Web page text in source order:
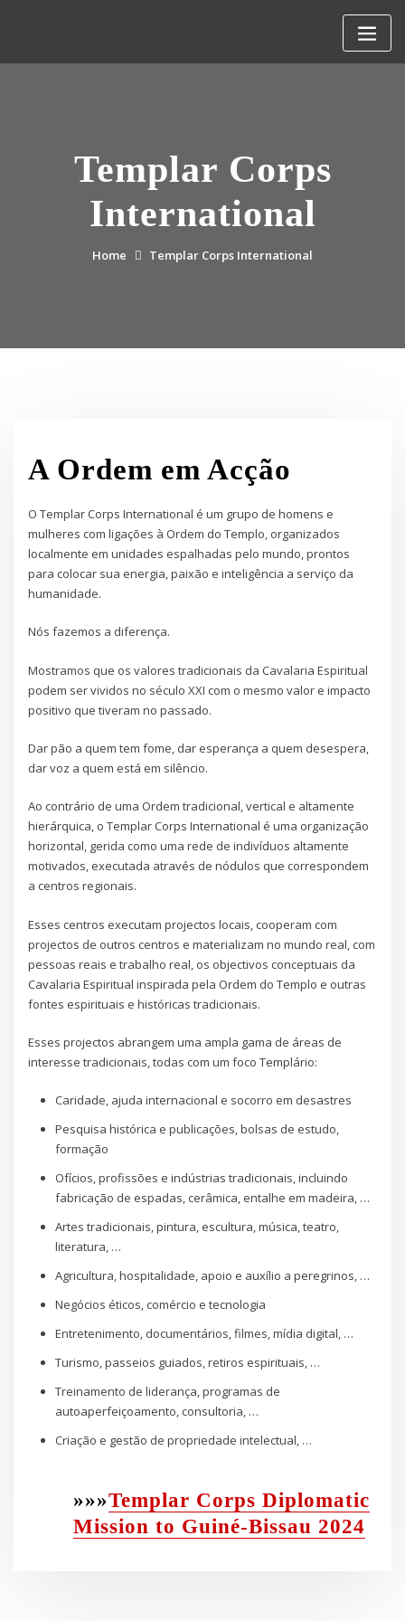
Templar Corps
International
Home Templar Corps International
A Ordem em Acção
O Templar Corps International é um grupo de homens e
mulheres com ligações à Ordem do Templo, organizados
localmente em unidades espalhadas pelo mundo, prontos
para colocar sua energia, paixão e inteligência a serviço da
humanidade.
Nós fazemos a diferença.
Mostramos que os valores tradicionais da Cavalaria Espiritual
podem ser vividos no século XXI com o mesmo valor e impacto
positivo que tiveram no passado.
Dar pão a quem tem fome, dar esperança a quem desespera,
dar voz a quem está em silêncio.
Ao contrário de uma Ordem tradicional, vertical e altamente
hierárquica, o Templar Corps International é uma organização
horizontal, gerida como uma rede de indivíduos altamente
motivados, executada através de nódulos que correspondem
a centros regionais.
Esses centros executam projectos locais, cooperam com
projectos de outros centros e materializam no mundo real, com
pessoas reais e trabalho real, os objectivos conceptuais da
Cavalaria Espiritual inspirada pela Ordem do Templo e outras
fontes espirituais e históricas tradicionais.
Esses projectos abrangem uma ampla gama de áreas de
interesse tradicionais, todas com um foco Templário:
Caridade, ajuda internacional e socorro em desastres
Pesquisa histórica e publicações, bolsas de estudo,
formação
Ofícios, profissões e indústrias tradicionais, incluindo
fabricação de espadas, cerâmica, entalhe em madeira, …
Artes tradicionais, pintura, escultura, música, teatro,
literatura, …
Agricultura, hospitalidade, apoio e auxílio a peregrinos, …
Negócios éticos, comércio e tecnologia
Entretenimento, documentários, filmes, mídia digital, …
Turismo, passeios guiados, retiros espirituais, …
Treinamento de liderança, programas de
autoaperfeiçoamento, consultoria, …
Criação e gestão de propriedade intelectual, …
»»»Templar Corps Diplomatic
Mission to Guiné-Bissau 2024